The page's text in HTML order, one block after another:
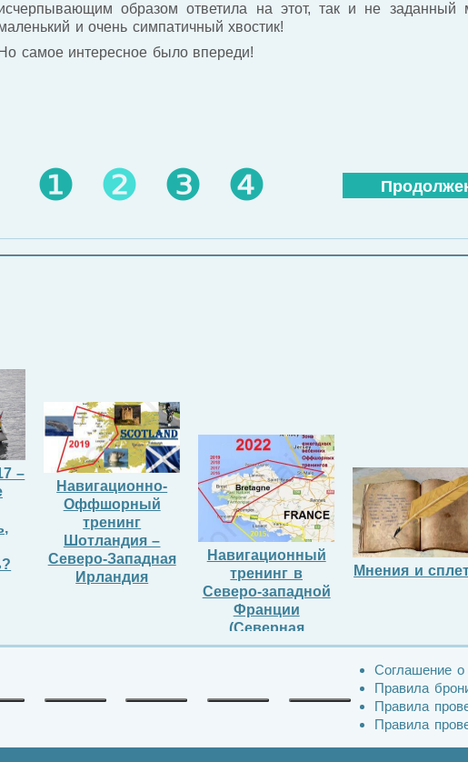
образом ответила на этот, так и не
и очень симпатичный хвостик!
Но самое интересное было впереди!
❶ ❷ ❸ ❹
–
Навигационно-
Оффшорный
тренинг
Шотландия –
Северо-Западная
Ирландия
Навигационный
тренинг в
Северо-западной
Франции
(Северная
Бретонь)
Мнения и
Соглашение о
Правила
Правила
Правила